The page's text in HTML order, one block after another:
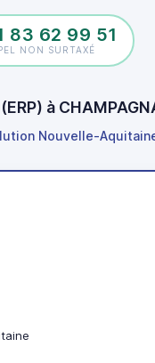
83 62 99 51
NON SURTAXÉ
à
Nouvelle-